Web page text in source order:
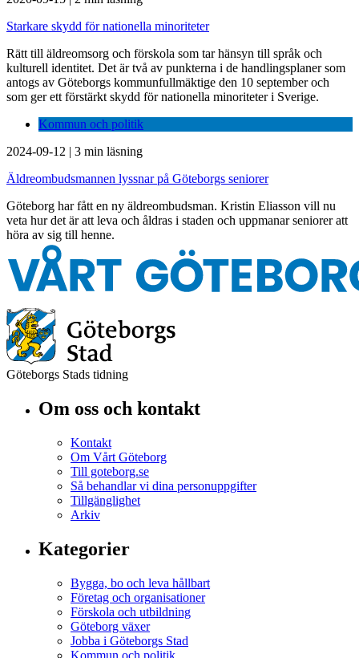
Starkare skydd för nationella minoriteter
Rätt till äldreomsorg och förskola som tar hänsyn till språk och
kulturell identitet. Det är två av punkterna i de handlingsplaner som
antogs av Göteborgs kommunfullmäktige den 10 september och
som ger ett förstärkt skydd för nationella minoriteter i Sverige.
Kommun och politik
2024-09-12 | 3 min läsning
Äldreombudsmannen lyssnar på Göteborgs seniorer
Göteborg har fått en ny äldreombudsman. Kristin Eliasson vill nu
veta hur det är att leva och åldras i staden och uppmanar seniorer att
höra av sig till henne.
Göteborgs Stads tidning
Om oss och kontakt
Kontakt
Om Vårt Göteborg
Till goteborg.se
Så behandlar vi dina personuppgifter
Tillgänglighet
Arkiv
Kategorier
Bygga, bo och leva hållbart
Företag och organisationer
Förskola och utbildning
Göteborg växer
Jobba i Göteborgs Stad
Kommun och politik